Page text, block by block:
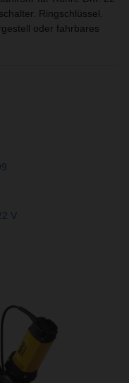
Ringschlüssel.
oder fahrbares
V